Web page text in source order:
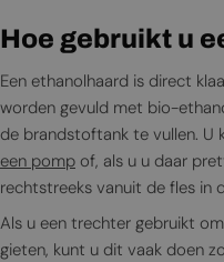
Hoe gebruikt u
Een ethanolhaard is direct
worden gevuld met bio-
de brandstoftank te vullen. U
een pomp of, als u u daar
rechtstreeks vanuit de fles in
Als u een trechter gebruikt
gieten, kunt u dit vaak doen